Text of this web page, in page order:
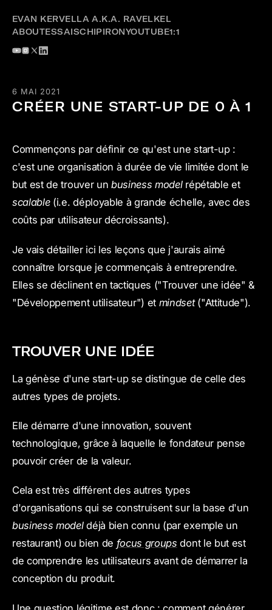
EVAN KERVELLA A.K.A. RAVELKEL
ABOUTESSAISCHIPIRONYOUTUBE1:1
6 MAI 2021
CRÉER UNE START-UP DE 0 À 1
Commençons par définir ce qu'est une start-up :
c'est une organisation à durée de vie limitée dont le
but est de trouver un business modelrépétable et
scalable(i.e. déployable à grande échelle, avec des
coûts par utilisateur décroissants).
Je vais détailler ici les leçons que j'aurais aimé
connaître lorsque je commençais à entreprendre.
Elles se déclinent en tactiques ("Trouver une idée" &
"Développement utilisateur") et mindset("Attitude").
TROUVER UNE IDÉE
La génèse d'une start-up se distingue de celle des
autres types de projets.
Elle démarre d'une innovation, souvent
technologique, grâce à laquelle le fondateur pense
pouvoir créer de la valeur.
Cela est très différent des autres types
d'organisations qui se construisent sur la base d'un
business modeldéjà bien connu (par exemple un
restaurant) ou bien de focus groups dont le but est
de comprendre les utilisateurs avant de démarrer la
conception du produit.